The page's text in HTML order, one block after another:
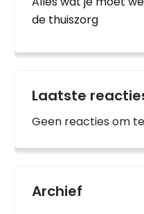
de thuiszorg
Laatste
Geen reacties om
Archief